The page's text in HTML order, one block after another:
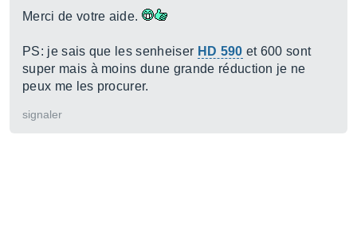
Merci de votre aide.
PS: je sais que les senheiser HD 590 et 600 sont
super mais à moins dune grande réduction je ne
peux me les procurer.
signaler